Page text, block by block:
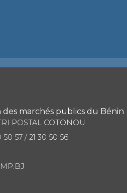
POSTAL COTONOU
50 57 / 21 30 50 56